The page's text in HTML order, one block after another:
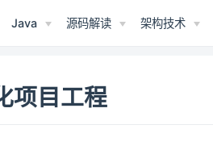
Java 源码解读 架构技术
项目工程